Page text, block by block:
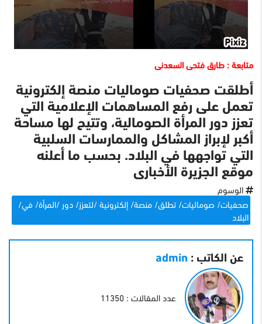
متابعة : طارق فتحى السعدنى
أطلقت صحفيات صوماليات منصة إلكترونية
تعمل على رفع المساهمات الإعلامية التي
تعزز دور المرأة الصومالية، وتتيح لها مساحة
أكبر لإبراز المشاكل والممارسات السلبية
التي تواجهها في البلاد. بحسب ما أعلنه
موقع الجزيرة الأخبارى
الوسوم
صحفيات/ صوماليات/ تطلق/ منصة/ إلكترونية /لتعزز/ دور /المرأة/ في/
البلاد
عن الكاتب : admin
عدد المقالات : 11350